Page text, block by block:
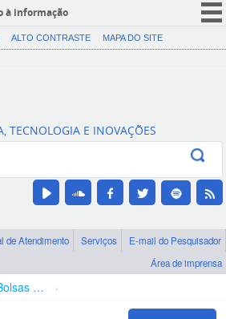
à informação
CORONAVÍRUS (COVID-19)
Canais
ALTO CONTRASTE MAPA DO SITE
TECNOLOGIA E INOVAÇÕES
de Atendimento Serviços
E-mail do Pesquisador
Área de imprensa
Bolsas e Auxílios Vigentes